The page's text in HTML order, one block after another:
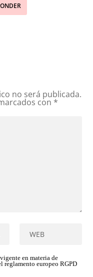
no será publicada.
con *
en materia de
reglamento europeo RGPD